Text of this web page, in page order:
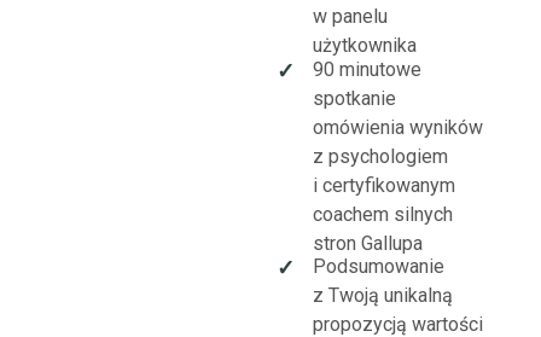
w panelu
użytkownika
✓
90 minutowe
spotkanie
omówienia wyników
z psychologiem
i certyfikowanym
coachem silnych
stron Gallupa
✓
Podsumowanie
z Twoją unikalną
propozycją wartości